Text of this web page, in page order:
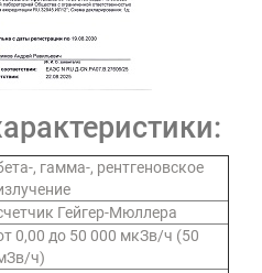
, гамма-, рентгеновское
Гейгер-Мюллера
0,00 до 50 000 мкЗв/ч (50
ч)